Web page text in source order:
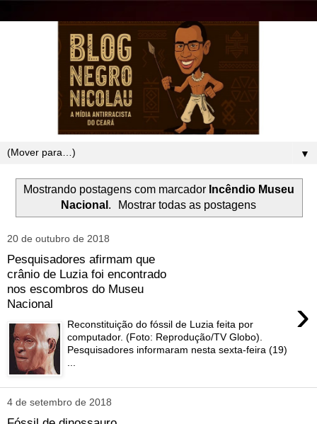
▼
Mostrando postagens com marcador Incêndio Museu
Nacional . Mostrar todas as postagens
20 de outubro de 2018
Pesquisadores afirmam que
crânio de Luzia foi encontrado
nos escombros do Museu
Nacional
›
Reconstituição do fóssil de Luzia feita por
computador. (Foto: Reprodução/TV Globo).
Pesquisadores informaram nesta sexta-feira (19)
4 de setembro de 2018